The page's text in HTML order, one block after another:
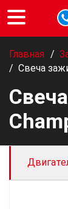
Главная /
/ Свеча